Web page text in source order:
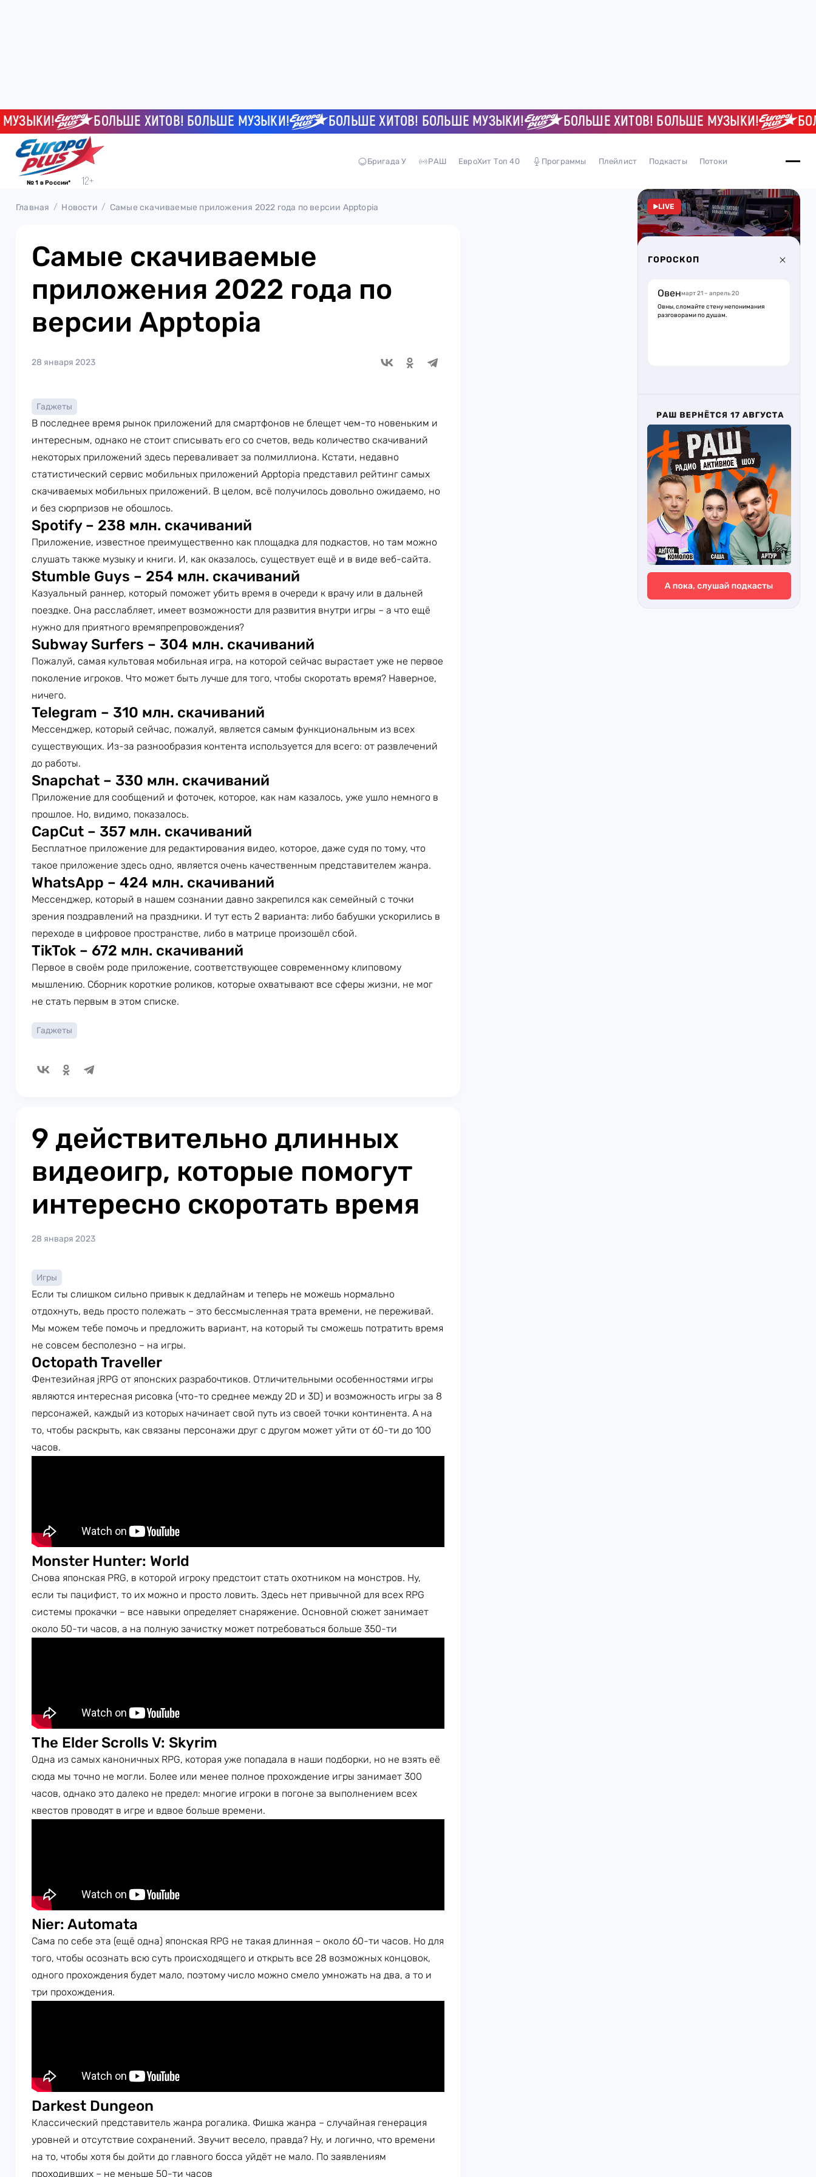
БОЛЬШЕ ХИТОВ! БОЛЬШЕ МУЗЫКИ! БОЛЬШЕ ХИТОВ! БОЛЬШЕ МУЗЫКИ! БОЛЬШЕ ХИТОВ! БОЛЬШЕ МУЗЫКИ!
№ 1 в России*
Бригада У РАШ ЕвроХит Топ 40 Программы Плейлист Подкасты Потоки
Главная Новости Самые скачиваемые приложения 2022 года по версии Apptopia
Самые скачиваемые
приложения 2022 года по
версии Apptopia
28 января 2023
Гаджеты
В последнее время рынок приложений для смартфонов не блещет чем-то новеньким и
интересным, однако не стоит списывать его со счетов, ведь количество скачиваний
некоторых приложений здесь переваливает за полмиллиона. Кстати, недавно
статистический сервис мобильных приложений Apptopia представил рейтинг самых
скачиваемых мобильных приложений. В целом, всё получилось довольно ожидаемо, но
и без сюрпризов не обошлось.
Spotify – 238 млн. скачиваний
Приложение, известное преимущественно как площадка для подкастов, но там можно
слушать также музыку и книги. И, как оказалось, существует ещё и в виде веб-сайта.
Stumble Guys – 254 млн. скачиваний
Казуальный раннер, который поможет убить время в очереди к врачу или в дальней
поездке. Она расслабляет, имеет возможности для развития внутри игры – а что ещё
нужно для приятного времяпрепровождения?
Subway Surfers – 304 млн. скачиваний
Пожалуй, самая культовая мобильная игра, на которой сейчас вырастает уже не первое
поколение игроков. Что может быть лучше для того, чтобы скоротать время? Наверное,
ничего.
Telegram – 310 млн. скачиваний
Мессенджер, который сейчас, пожалуй, является самым функциональным из всех
существующих. Из-за разнообразия контента используется для всего: от развлечений
до работы.
Snapchat – 330 млн. скачиваний
Приложение для сообщений и фоточек, которое, как нам казалось, уже ушло немного в
прошлое. Но, видимо, показалось.
CapCut – 357 млн. скачиваний
Бесплатное приложение для редактирования видео, которое, даже судя по тому, что
такое приложение здесь одно, является очень качественным представителем жанра.
WhatsApp – 424 млн. скачиваний
Мессенджер, который в нашем сознании давно закрепился как семейный с точки
зрения поздравлений на праздники. И тут есть 2 варианта: либо бабушки ускорились в
переходе в цифровое пространстве, либо в матрице произошёл сбой.
TikTok – 672 млн. скачиваний
Первое в своём роде приложение, соответствующее современному клиповому
мышлению. Сборник короткие роликов, которые охватывают все сферы жизни, не мог
не стать первым в этом списке.
Гаджеты
9 действительно длинных
видеоигр, которые помогут
интересно скоротать время
28 января 2023
Игры
Если ты слишком сильно привык к дедлайнам и теперь не можешь нормально
отдохнуть, ведь просто полежать – это бессмысленная трата времени, не переживай.
Мы можем тебе помочь и предложить вариант, на который ты сможешь потратить время
не совсем бесполезно – на игры.
Octopath Traveller
Фентезийная jRPG от японских разрабочтиков. Отличительными особенностями игры
являются интересная рисовка (что-то среднее между 2D и 3D) и возможность игры за 8
персонажей, каждый из которых начинает свой путь из своей точки континента. А на
то, чтобы раскрыть, как связаны персонажи друг с другом может уйти от 60-ти до 100
часов.
Monster Hunter: World
Снова японская PRG, в которой игроку предстоит стать охотником на монстров. Ну,
если ты пацифист, то их можно и просто ловить. Здесь нет привычной для всех RPG
системы прокачки – все навыки определяет снаряжение. Основной сюжет занимает
около 50-ти часов, а на полную зачистку может потребоваться больше 350-ти
The Elder Scrolls V: Skyrim
Одна из самых каноничных RPG, которая уже попадала в наши подборки, но не взять её
сюда мы точно не могли. Более или менее полное прохождение игры занимает 300
часов, однако это далеко не предел: многие игроки в погоне за выполнением всех
квестов проводят в игре и вдвое больше времени.
Nier: Automata
Сама по себе эта (ещё одна) японская RPG не такая длинная – около 60-ти часов. Но для
того, чтобы осознать всю суть происходящего и открыть все 28 возможных концовок,
одного прохождения будет мало, поэтому число можно смело умножать на два, а то и
три прохождения.
Darkest Dungeon
Классический представитель жанра рогалика. Фишка жанра – случайная генерация
уровней и отсутствие сохранений. Звучит весело, правда? Ну, и логично, что времени
на то, чтобы хотя бы дойти до главного босса уйдёт не мало. По заявлениям
проходивших – не меньше 50-ти часов
LIVE
ГОРОСКОП
Овенмарт 21 – апрель 20
Овны, сломайте стену непонимания
разговорами по душам.